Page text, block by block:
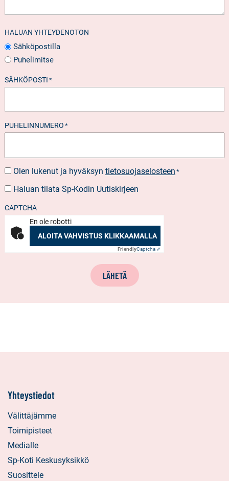
HALUAN YHTEYDENOTON
Sähköpostilla
Puhelimitse
SÄHKÖPOSTI *
PUHELINNUMERO *
SUOSTUMUS*
Olen lukenut ja hyväksyn tietosuojaselosteen *
UUTISKIRJEEN
Haluan tilata Sp-Kodin Uutiskirjeen
CAPTCHA
En ole robotti
ALOITA VAHVISTUS KLIKKAAMALLA
FriendlyCaptcha ⇗
LÄHETÄ
Yhteystiedot
Välittäjämme
Toimipisteet
Medialle
Sp-Koti Keskusyksikkö
Suosittele